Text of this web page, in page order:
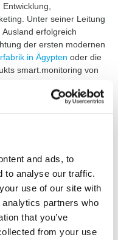
and ads, to
to analyse our traffic.
use of our site with
partners who
that you’ve
from your use
Unter seiner Leitung
erfolgreich
der ersten modernen
in Ägypten oder die
smart.monitoring von
Puhlmann würdigt die
verdient gemacht. Er
und Anlagen für die
ihm für seine
wünschen ihm für
als Vorstandssprecher
Gesamtverantwortung